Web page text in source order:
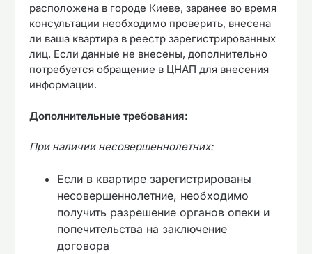
расположена в городе Киеве, заранее во время
консультации необходимо проверить, внесена
ли ваша квартира в реестр зарегистрированных
лиц. Если данные не внесены, дополнительно
потребуется обращение в ЦНАП для внесения
информации.
Дополнительные требования:
При наличии несовершеннолетних:
Если в квартире зарегистрированы
несовершеннолетние, необходимо
получить разрешение органов опеки и
попечительства на заключение
договора